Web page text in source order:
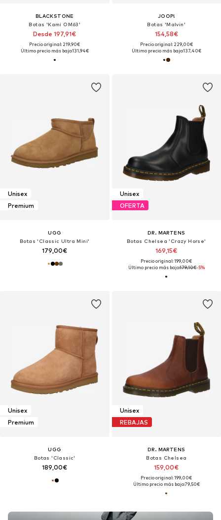
BLACKSTONE
Botas 'Kami OM63'
Desde 197,91€
Precio original: 219,90€
Último precio más bajo:131,94€
JOOP!
Botas 'Malvin'
154,58€
Precio original: 229,00€
Último precio más bajo:137,40€
Unisex
Premium
UGG
Botas 'Classic Ultra Mini'
179,00€
Unisex
OFERTA
DR. MARTENS
Botas Chelsea 'Crazy Horse'
169,15€
Precio original: 199,00€
Último precio más bajo:179,10€-5%
Unisex
Premium
UGG
Botas 'Classic'
189,00€
Unisex
REBAJAS
DR. MARTENS
Botas Chelsea
159,00€
Precio original: 199,00€
Último precio más bajo:79,50€